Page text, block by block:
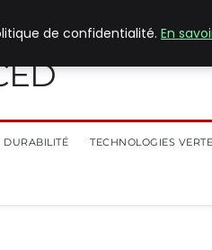
DURABILITÉ TECHNOLOGIES
de confidentialité. En